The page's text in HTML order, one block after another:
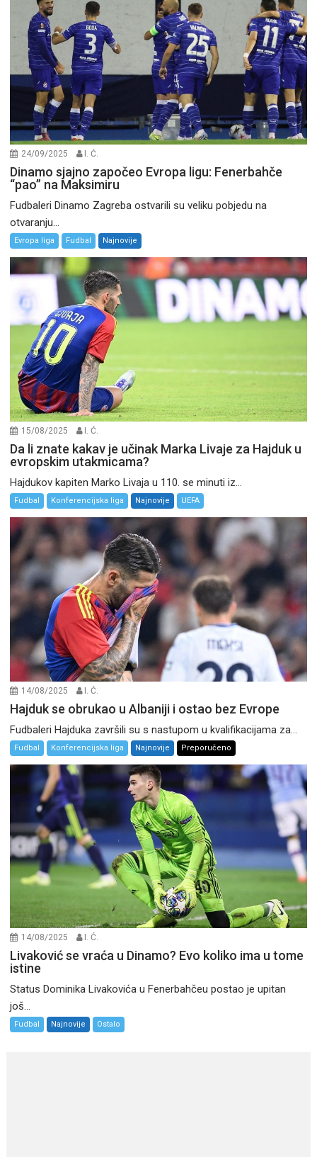
24/09/2025 I. Ć.
Dinamo sjajno započeo Evropa ligu: Fenerbahče
“pao” na Maksimiru
Fudbaleri Dinamo Zagreba ostvarili su veliku pobjedu na
otvaranju...
Evropa liga Fudbal Najnovije
15/08/2025 I. Ć.
Da li znate kakav je učinak Marka Livaje za Hajduk u
evropskim utakmicama?
Hajdukov kapiten Marko Livaja u 110. se minuti iz...
Fudbal Konferencijska liga Najnovije UEFA
14/08/2025 I. Ć.
Hajduk se obrukao u Albaniji i ostao bez Evrope
Fudbaleri Hajduka završili su s nastupom u kvalifikacijama za...
Fudbal Konferencijska liga Najnovije Preporučeno
14/08/2025 I. Ć.
Livaković se vraća u Dinamo? Evo koliko ima u tome
istine
Status Dominika Livakovića u Fenerbahčeu postao je upitan
još...
Fudbal Najnovije Ostalo